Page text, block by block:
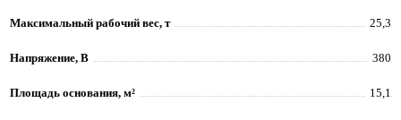
Максимальный рабочий вес, т 25,3
Напряжение, В 380
Площадь основания, м² 15,1